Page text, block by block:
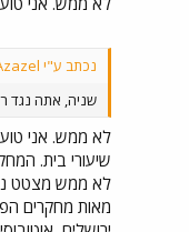
נכתב ע"י Azazel:
שניה, אתה נגד
לא ממש. אני
שיעורי בית.
לא ממש מצטט
מאות מחקרים